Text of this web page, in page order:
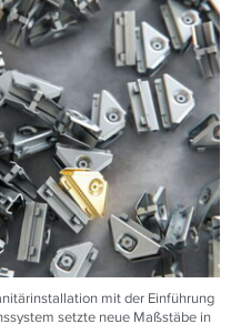
mit der Einführung
setzte neue Maßstäbe in